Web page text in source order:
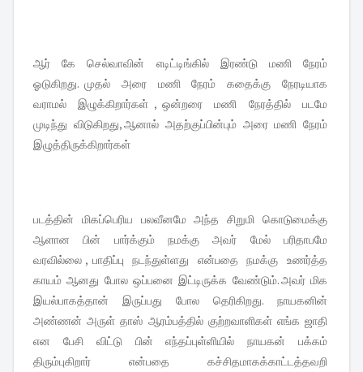
ஆர் கே செல்வாவின் எடிட்டிங்கில் இரண்டு மணி நேரம்
ஓடுகிறது. முதல் அரை மணி நேரம் கதைக்கு நேரடியாக
வராமல் இழுக்கிறார்கள் , ஒன்றரை மணி நேரத்தில் படமே
முடிந்து விடுகிறது, ஆனால் அதற்குப்பின்பும் அரை மணி நேரம்
இழுத்திருக்கிறார்கள்
படத்தின் மிகப்பெரிய பலவீனமே அந்த சிறுமி கொடுமைக்கு
ஆளான பின் பார்க்கும் நமக்கு அவர் மேல் பரிதாபமே
வரவில்லை , பாதிப்பு நடந்துள்ளது என்பதை நமக்கு உணர்த்த
காயம் ஆனது போல ஒப்பனை இட்டிருக்க வேண்டும். அவர் மிக
இயல்பாகத்தான் இருப்பது போல தெரிகிறது. நாயகனின்
அண்ணன் அருள் தாஸ் ஆரம்பத்தில் குற்றவாளிகள் எங்க ஜாதி
என பேசி விட்டு பின் எந்தப்புள்ளியில் நாயகன் பக்கம்
திரும்புகிறார் என்பதை கச்சிதமாகக்காட்டத்தவறி